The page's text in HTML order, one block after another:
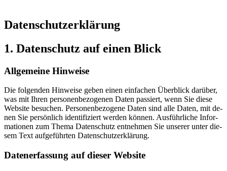
Datenschutz­erklärung
1. Da­ten­schutz auf ei­nen Blick
All­ge­mei­ne Hin­wei­se
Die fol­gen­den Hin­wei­se ge­ben ei­nen ein­fa­chen Über­blick dar­über,
was mit Ih­ren per­so­nen­be­zo­ge­nen Da­ten pas­siert, wenn Sie die­se
Web­site be­su­chen. Per­so­nen­be­zo­ge­ne Da­ten sind alle Da­ten, mit de­
nen Sie per­sön­lich iden­ti­fi­ziert wer­den kön­nen. Aus­führ­li­che In­for­
ma­tio­nen zum The­ma Da­ten­schutz ent­neh­men Sie un­se­rer un­ter die­
sem Text auf­ge­führ­ten Da­ten­schutz­er­klä­rung.
Da­ten­er­fas­sung auf die­ser Web­site